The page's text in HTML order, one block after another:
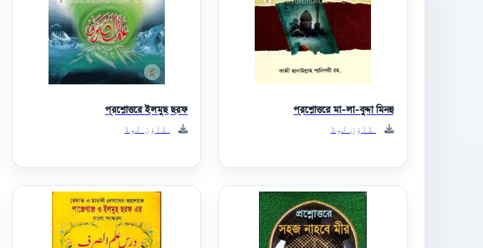
প্রশ্নোত্তরে মা-লা-বুদ্দা মিনহু
ڈاؤن لوڈ
প্রশ্নোত্তরে ইলমুছ ছরফ
ڈاؤن لوڈ